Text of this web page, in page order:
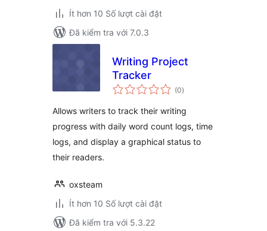
Ít hơn 10 Số lượt cài đặt
Đã kiểm tra với 7.0.3
Writing Project
Tracker
(0tổng
đánh
)
Allows writers to track their writing
progress with daily word count logs, time
logs, and display a graphical status to
their readers.
oxsteam
Ít hơn 10 Số lượt cài đặt
Đã kiểm tra với 5.3.22